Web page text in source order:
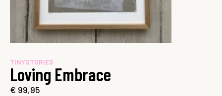
TINYSTORIES
Loving Embrace
€ 99,95